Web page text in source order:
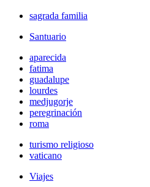
sagrada familia
Santuario
aparecida
fatima
guadalupe
lourdes
medjugorje
peregrinación
roma
turismo religioso
vaticano
Viajes